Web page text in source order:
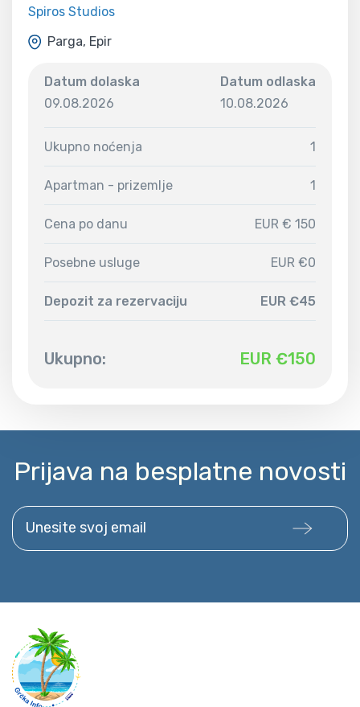
Spiros Studios
Parga, Epir
Datum dolaska
09.08.2026
Datum odlaska
10.08.2026
Ukupno noćenja 1
Apartman - prizemlje 1
Cena po danu EUR € 150
Posebne usluge EUR €0
Depozit za rezervaciju EUR €45
Ukupno: EUR €150
Prijava na besplatne novosti
Unesite svoj email